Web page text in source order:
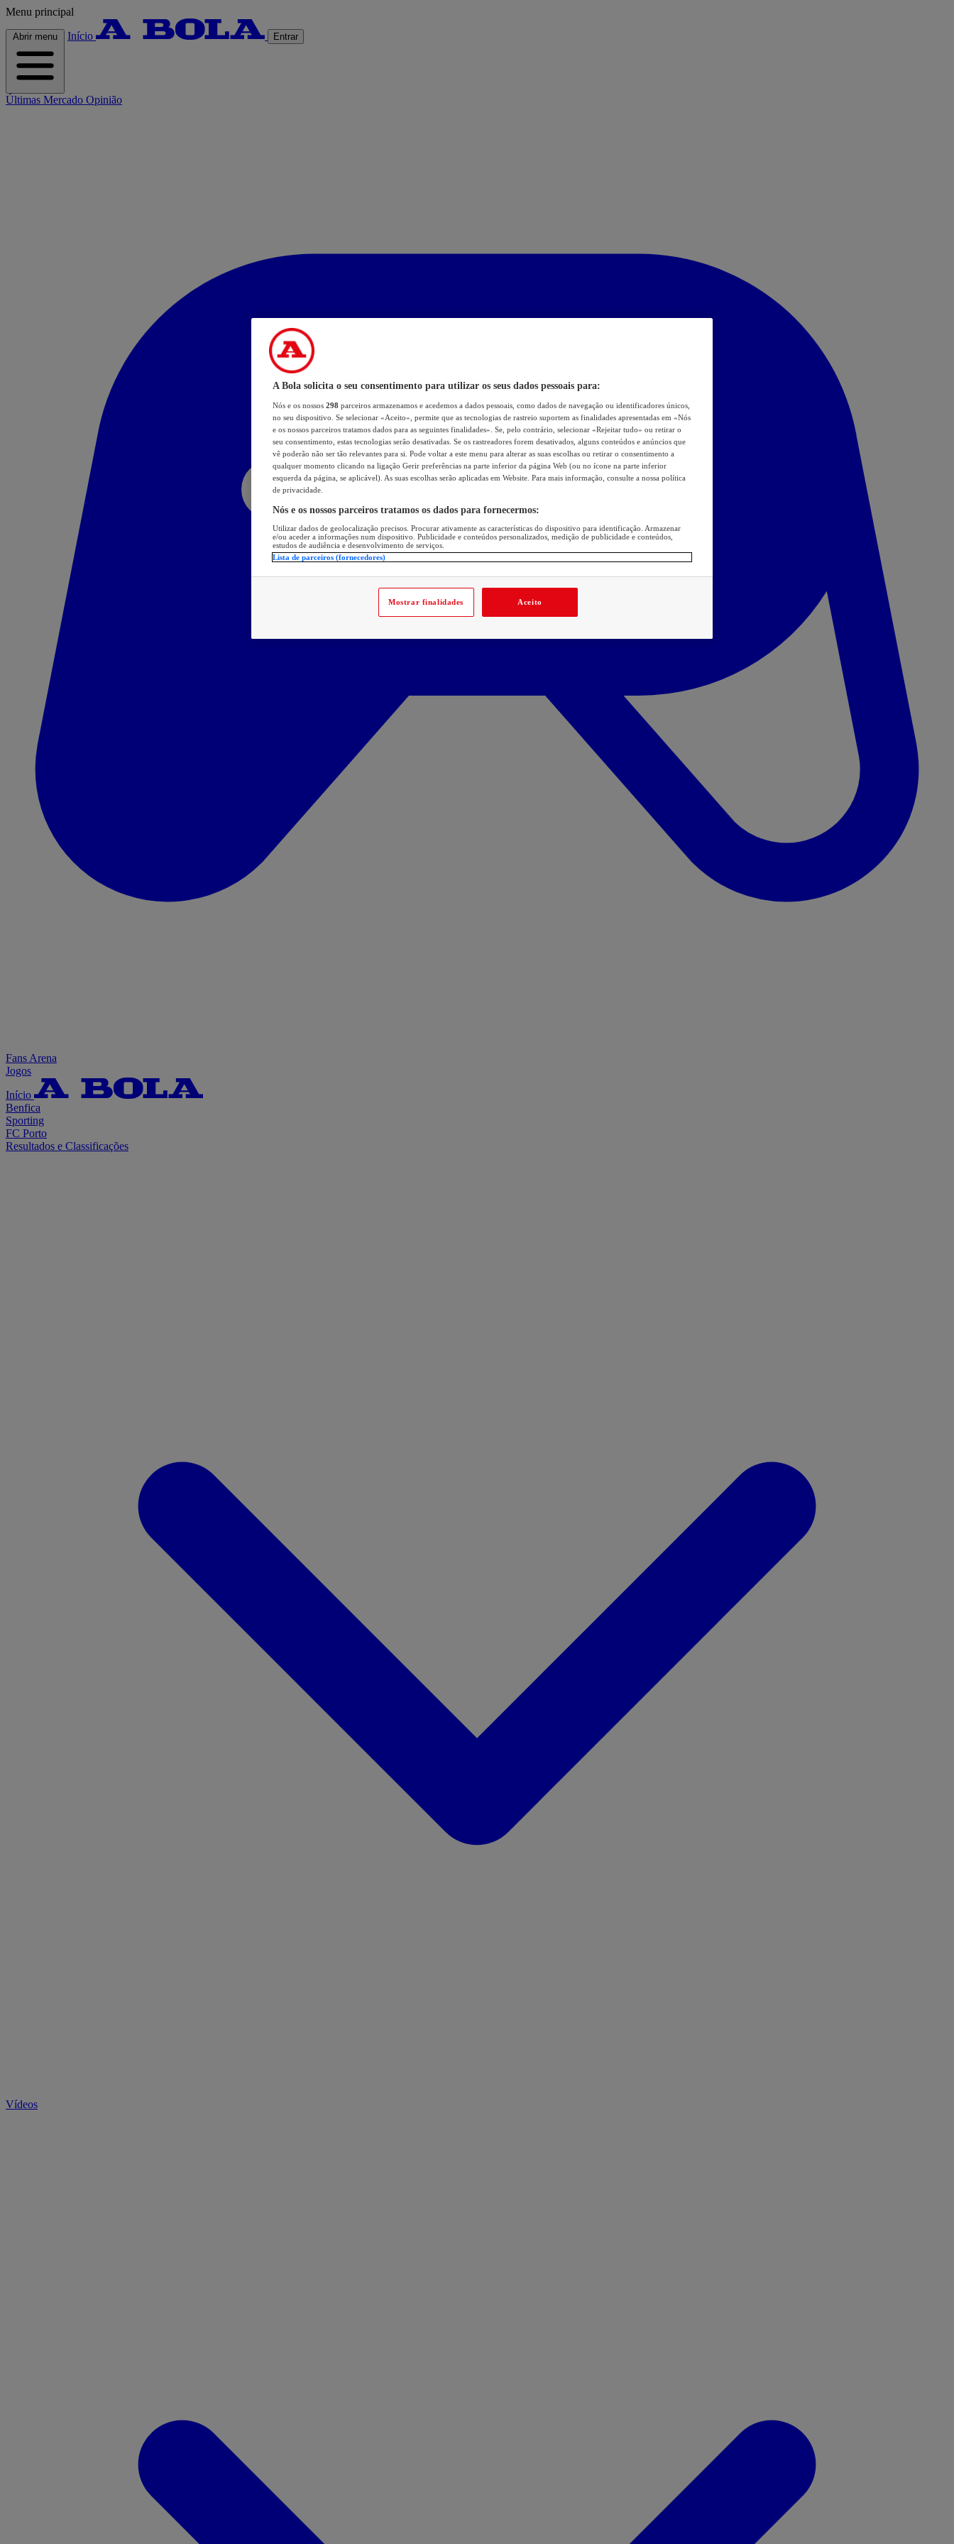
Menu principal
Abrir menu Início Entrar
Últimas Mercado Opinião
Fans Arena
Jogos
Início
Benfica
Sporting
FC Porto
Resultados e Classificações
Vídeos
A Bola solicita o seu consentimento para utilizar os seus dados pessoais para:
Nós e os nossos 298 parceiros armazenamos e acedemos a dados pessoais, como dados de navegação ou identificadores únicos,
no seu dispositivo. Se selecionar «Aceito», permite que as tecnologias de rastreio suportem as finalidades apresentadas em «Nós
e os nossos parceiros tratamos dados para as seguintes finalidades». Se, pelo contrário, selecionar «Rejeitar tudo» ou retirar o
seu consentimento, estas tecnologias serão desativadas. Se os rastreadores forem desativados, alguns conteúdos e anúncios que
vê poderão não ser tão relevantes para si. Pode voltar a este menu para alterar as suas escolhas ou retirar o consentimento a
qualquer momento clicando na ligação Gerir preferências na parte inferior da página Web (ou no ícone na parte inferior
esquerda da página, se aplicável). As suas escolhas serão aplicadas em Website. Para mais informação, consulte a nossa política
de privacidade.
Nós e os nossos parceiros tratamos os dados para fornecermos:
Utilizar dados de geolocalização precisos. Procurar ativamente as características do dispositivo para identificação. Armazenar
e/ou aceder a informações num dispositivo. Publicidade e conteúdos personalizados, medição de publicidade e conteúdos,
estudos de audiência e desenvolvimento de serviços.
Lista de parceiros (fornecedores)
Mostrar finalidades Aceito